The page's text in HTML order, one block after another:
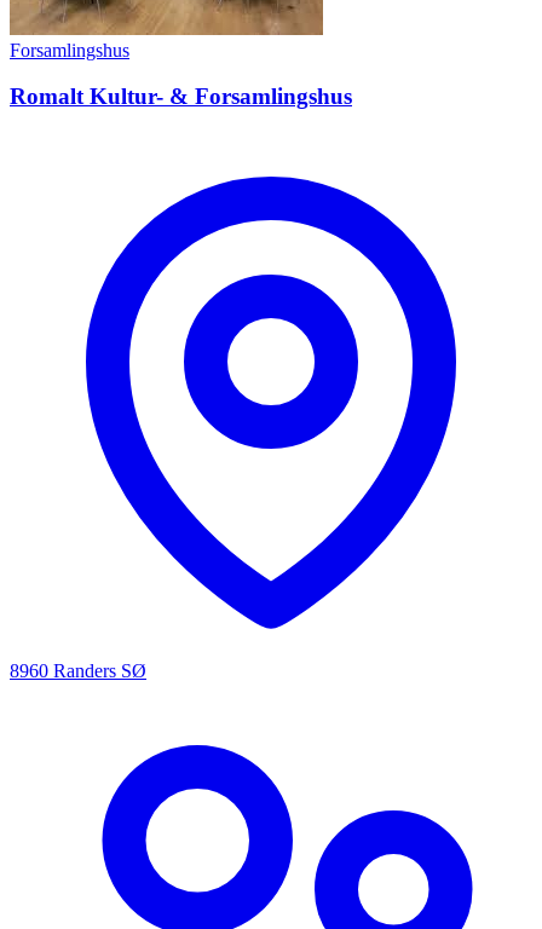
Forsamlingshus
Romalt Kultur- & Forsamlingshus
8960 Randers SØ